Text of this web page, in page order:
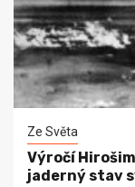
Ze Světa
Výročí
jaderný stav